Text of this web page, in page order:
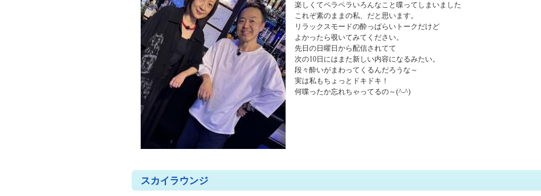
楽しくてペラペラいろんなこと喋ってしまいました
これぞ素のままの私、だと思います。
リラックスモードの酔っぱらいトークだけど
よかったら覗いてみてください。
先日の日曜日から配信されてて
次の10日にはまた新しい内容になるみたい。
段々酔いがまわってくるんだろうな～
実は私もちょっとドキドキ！
何喋ったか忘れちゃってるの～(^-^)
スカイラウンジ